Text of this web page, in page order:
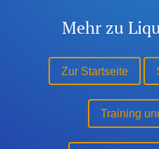
Mehr zu
Zur Startseite
Training